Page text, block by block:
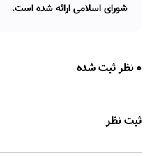
شورای اسلامی ارائه شده است.
0 نظر ثبت شده
ثبت نظر